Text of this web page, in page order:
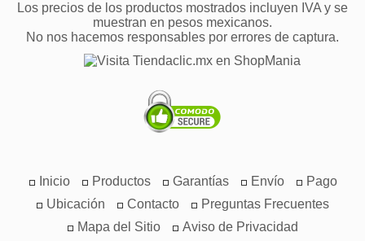
Los precios de los productos mostrados incluyen IVA y se
muestran en pesos mexicanos.
No nos hacemos responsables por errores de captura.
Inicio Productos Garantías Envío
Pago
Ubicación
Contacto
Preguntas Frecuentes
Mapa del Sitio
Aviso de Privacidad